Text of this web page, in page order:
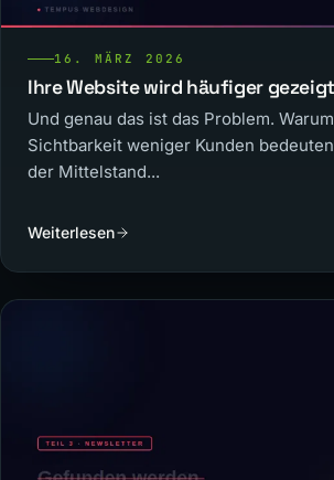
16. MÄRZ 2026
Ihre Website wird häufiger
Und genau das ist das Problem.
Sichtbarkeit weniger Kunden
der Mittelstand...
Weiterlesen